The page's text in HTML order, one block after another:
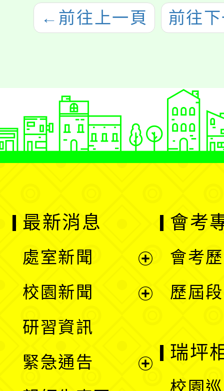
← 前往上一頁 前往
最新消息
處室新聞
單
校園新聞
選
研習資訊
緊急通告
會考
會考
歷屆
瑞坪
校園